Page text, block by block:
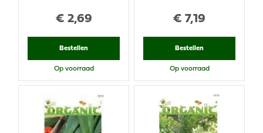
€ 2,69
Bestellen
Op voorraad
€ 7,19
Bestellen
Op voorraad